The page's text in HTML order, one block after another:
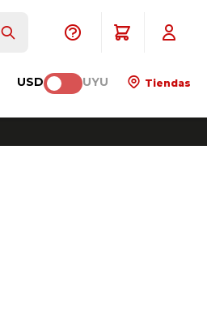
USD UYU Tiendas